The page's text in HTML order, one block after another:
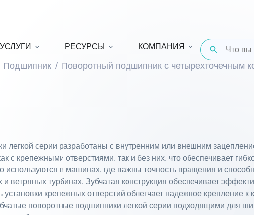
УСЛУГИ РЕСУРСЫ КОМПАНИЯ
Подшипник Поворотный подшипник с четырехточечным
легкой серии разработаны с внутренним или внешним
с крепежными отверстиями, так и без них, что обеспечивает
в машинах, где важны точность вращения и
и ветряных турбинах. Зубчатая конструкция обеспечивает
установки крепежных отверстий облегчает надежное крепление
поворотные подшипники легкой серии подходящими для